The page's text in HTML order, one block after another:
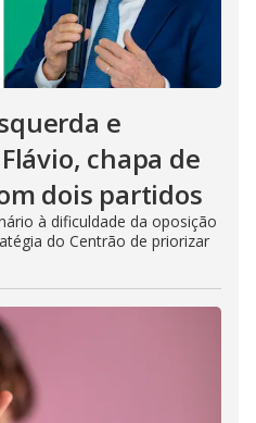
e
chapa de
dois partidos
à dificuldade da oposição
do Centrão de priorizar